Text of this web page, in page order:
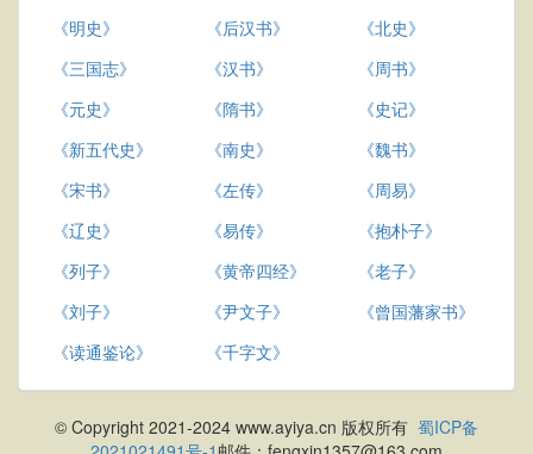
《明史》
《后汉书》
《北史》
《三国志》
《汉书》
《周书》
《元史》
《隋书》
《史记》
《新五代史》
《南史》
《魏书》
《宋书》
《左传》
《周易》
《辽史》
《易传》
《抱朴子》
《列子》
《黄帝四经》
《老子》
《刘子》
《尹文子》
《曾国藩家书》
《读通鉴论》
《千字文》
© Copyright 2021-2024 www.ayiya.cn 版权所有 蜀ICP备